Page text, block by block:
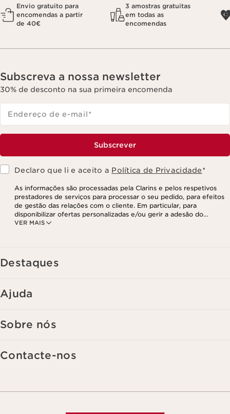
Envio gratuito para
encomendas a partir
de 40€
3 amostras gratuitas
em todas as
encomendas
Subscreva a nossa newsletter
30% de desconto na sua primeira encomenda
Endereço de e-mail*
Subscrever
Declaro que li e aceito a Política de Privacidade*
VER MAIS
As informações são processadas pela Clarins e pelos respetivos
prestadores de serviços para processar o seu pedido, para efeitos
de gestão das relações com o cliente. Em particular, para
disponibilizar ofertas personalizadas e/ou gerir a adesão do
utilizador ao nosso programa de fidelização e para criar o seu
as suas informações, assim como o direito de se opor e impedir o
respetivo processamento. Poderá exercer este direito,
Destaques
Ajuda
Sobre nós
Contacte-nos